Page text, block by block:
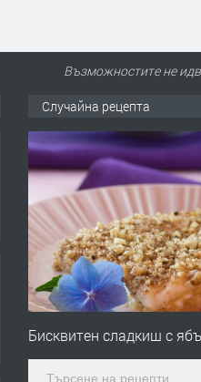
Възможностите не
Случайна рецепта
Бисквитен сладкиш с